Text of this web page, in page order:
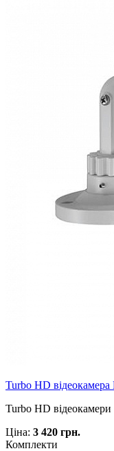
Turbo HD
Turbo HD відеокамери
Ціна: 3 420 грн.
Комплекти